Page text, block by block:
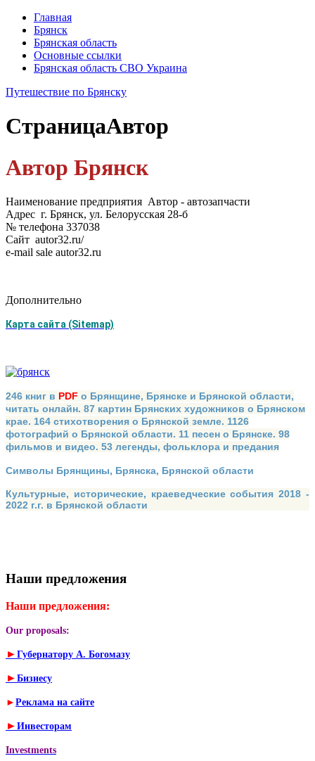
Главная
Брянск
Брянская область
Основные ссылки
Брянская область СВО Украина
Путешествие по Брянску
СтраницаАвтор
Автор Брянск
Наименование предприятия Автор - автозапчасти
Адрес г. Брянск, ул. Белорусская 28-б
№ телефона 337038
Сайт autor32.ru/
e-mail sale autor32.ru
Дополнительно
Карта сайта (Sitemap)
246 книг в PDF о Брянщине, Брянске и Брянской области,
читать онлайн. 87 картин Брянских художников о Брянском
крае. 164 стихотворения о Брянской земле. 1126
фотографий о Брянской области. 11 песен о Брянске. 98
фильмов и видео. 53 легенды, фольклора и предания
Символы Брянщины, Брянска, Брянской области
Культурные, исторические, краеведческие события 2018 -
2022 г.г. в Брянской области
Наши предложения
Наши предложения:
Our proposals:
► Губернатору А. Богомазу
► Бизнесу
► Реклама на сайте
► Инвесторам
Investments